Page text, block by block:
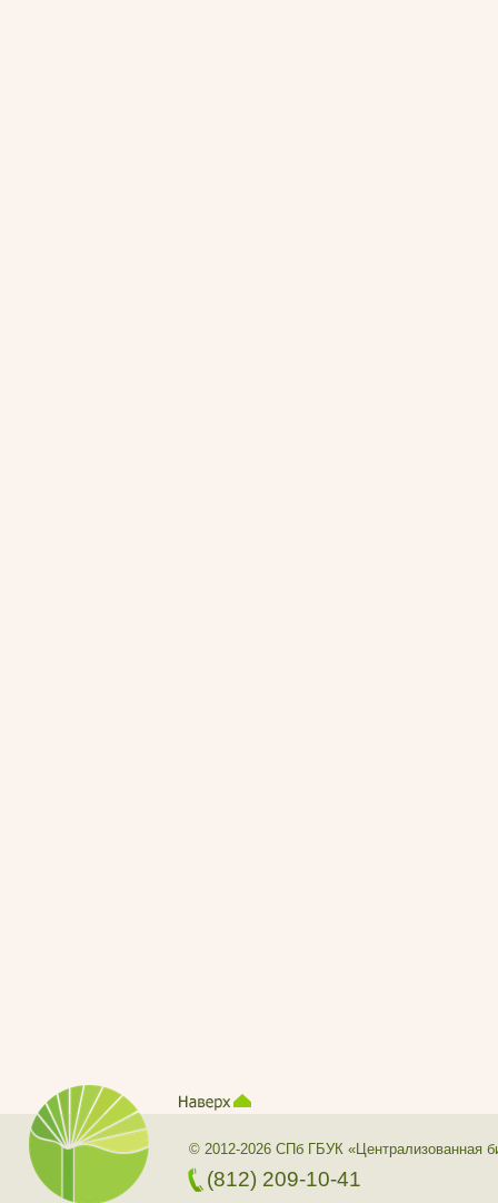
© 2012-2026 СПб ГБУК «Централизованная
(812) 209-10-41